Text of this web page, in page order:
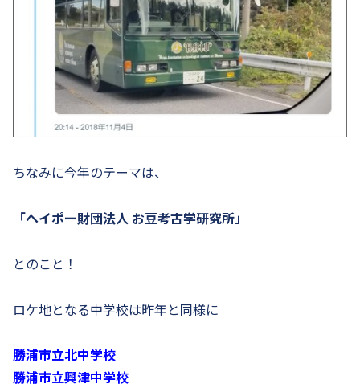
ちなみに今年のテーマは、
「ヘイポー財団法人 お豆考古学研究所」
とのこと！
ロケ地となる中学校は昨年と同様に
勝浦市立北中学校
勝浦市立興津中学校